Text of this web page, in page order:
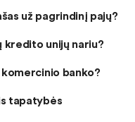
už pagrindinį pajų?
unijų nariu?
banko?
tapatybės